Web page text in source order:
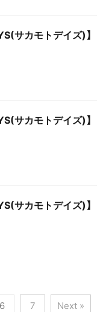
サカモトデイズ)】
サカモトデイズ)】
サカモトデイズ)】
6 7 Next »